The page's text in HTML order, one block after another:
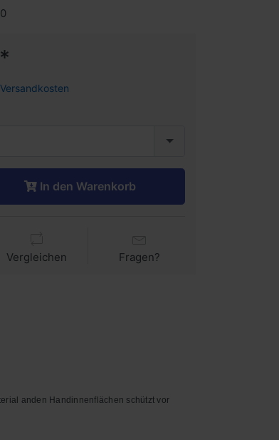
Versandkosten
In den Warenkorb
Vergleichen Fragen?
anden Handinnenflächen schützt vor